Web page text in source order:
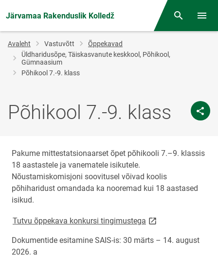
Järvamaa Rakenduslik Kolledž Otsing
Jälglink
Avaleht Vastuvõtt
Õppekavad
Üldharidusõpe, Täiskasvanute keskkool, Põhikool,
Gümnaasium
Põhikool 7.-9. klass
Põhikool 7.-9. klass
Pakume mittestatsionaarset õpet põhikooli 7.–9. klassis
18 aastastele ja vanematele isikutele.
Nõustamiskomisjoni soovitusel võivad koolis
põhiharidust omandada ka nooremad kui 18 aastased
isikud.
Tutvu õppekava konkursi tingimustega link opens on new
Dokumentide esitamine SAIS-is: 30 märts – 14. august
2026. a